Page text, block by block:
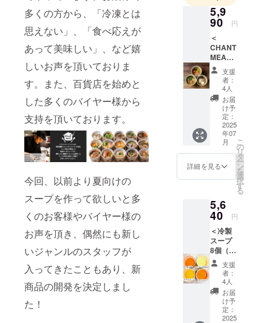
多くの方から、「冷凍とは
思えない」、「食べ応えが
あって美味しい」、など嬉
しいお声を頂いておりま
す。また、百貨店を始めと
した多くのバイヤー様から
支持を頂いております。
今回、以前より夏向けの
スープを作って欲しいと多
くのお客様やバイヤー様の
お声を頂き、偶然にも新し
いジャンルのスタッフが
入ってきたこともあり、新
商品の開発を決定しまし
た！
クして、健
康に良いも
のを世界に
届けていき
たいと思い
ます！
5,9
90 円
＜
CHANT
MEAL
のカ
レー食
べ比べ
セット6
個＞ ・
里芋と
チーズ
のカ
レー ・
丹波地
鶏と山
椒のカ
レー ・
ハバネ
ロカ
レー ・
京風牛
すじカ
レー ・
グリー
ンカ
レー ・
マッサ
マンカ
レー
CHANT
支援
者：
4人
お届
け予
定：
2025
年07
月
詳細を見る
こ
の
リ
タ
ー
ン
を
選
択
す
る
5,6
40 円
＜冷製
スープ
8個（各
2個）＞
・とう
もろこ
し ・京
人参 ・
紅はる
かの濃
支援
者：
4人
お届
け予
定：
2025